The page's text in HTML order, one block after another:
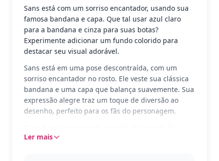
Sans está com um sorriso encantador, usando sua
famosa bandana e capa. Que tal usar azul claro
para a bandana e cinza para suas botas?
Experimente adicionar um fundo colorido para
destacar seu visual adorável.
Sans está em uma pose descontraída, com um
sorriso encantador no rosto. Ele veste sua clássica
bandana e uma capa que balança suavemente. Sua
expressão alegre traz um toque de diversão ao
desenho, perfeito para os fãs do personagem.
games, conhecido por seu humor e estilo único.
Ler mais